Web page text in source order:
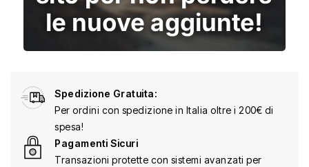
Spedizione Gratuita:
Per ordini con spedizione in Italia oltre i 200€ di
spesa!
Pagamenti Sicuri
Transazioni protette con sistemi avanzati per